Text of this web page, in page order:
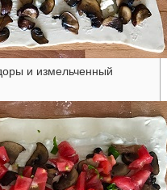
и измельченный